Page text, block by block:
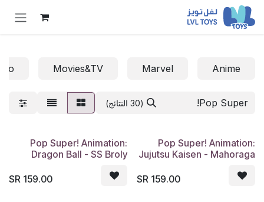
تخطي للذهاب إلى المحتوى
Anime
Marvel
Movies&TV
(30 النتائج)
Pop Super! Animation:
Jujutsu Kaisen - Mahoraga
159.00
Pop Super! Animation:
Dragon Ball - SS Broly
159.00